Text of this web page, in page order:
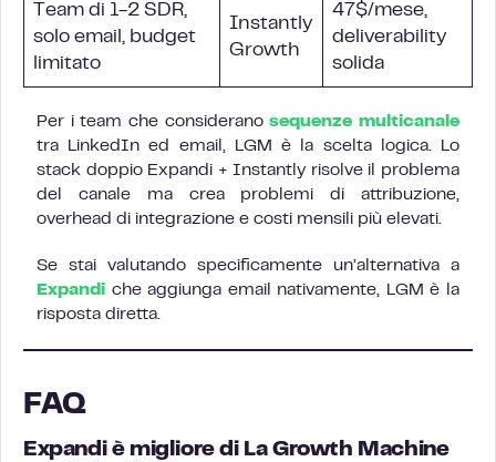
Team di 1-2 SDR,
solo email, budget
limitato
Instantly
Growth
47$/mese,
deliverability
solida
Per i team che consideranosequenze multicanale
tra LinkedIn ed email, LGM è la scelta logica. Lo
stack doppio Expandi + Instantly risolve il problema
del canale ma crea problemi di attribuzione,
overhead di integrazione e costi mensili più elevati.
Se stai valutando specificamente un’alternativa a
Expandi che aggiunga email nativamente, LGM è la
risposta diretta.
FAQ
Expandi è migliore di La Growth Machine